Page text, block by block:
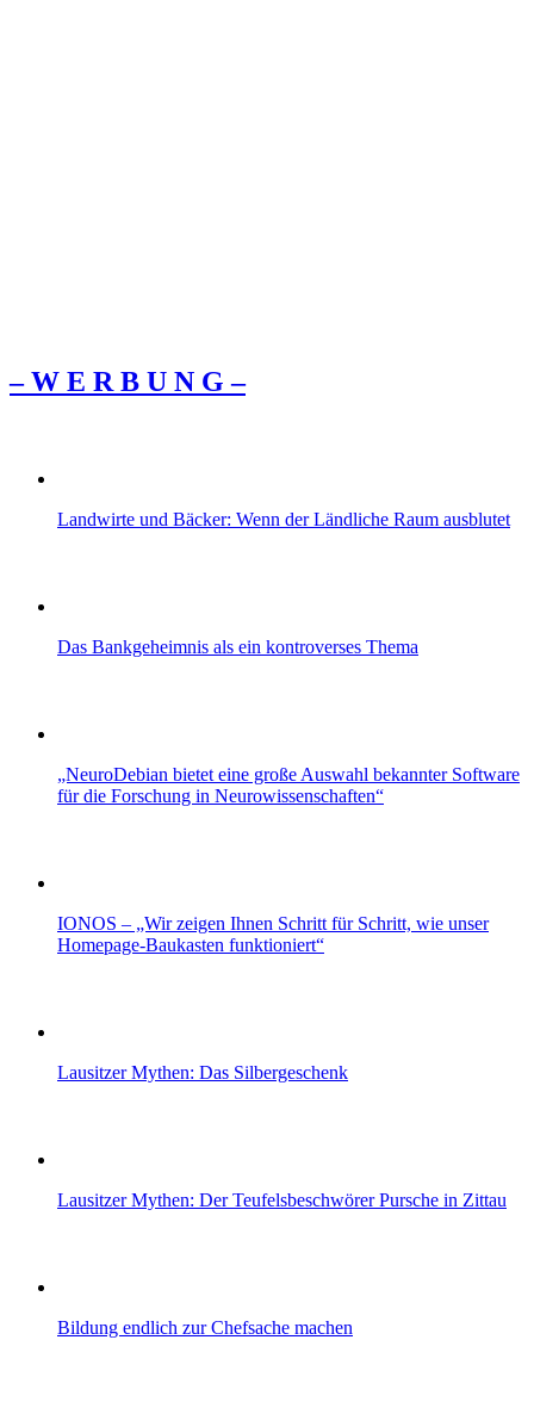
– W Ε R Β U Ν G –
Landwirte und Bäcker: Wenn der Ländliche Raum ausblutet
Das Bankgeheimnis als ein kontroverses Thema
„NeuroDebian bietet eine große Auswahl bekannter Software
für die Forschung in Neurowissenschaften“
IONOS – „Wir zeigen Ihnen Schritt für Schritt, wie unser
Homepage-Baukasten funktioniert“
Lausitzer Mythen: Das Silbergeschenk
Lausitzer Mythen: Der Teufelsbeschwörer Pursche in Zittau
Bildung endlich zur Chefsache machen